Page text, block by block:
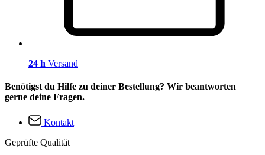
24 h Versand
Benötigst du Hilfe zu deiner Bestellung? Wir beantworten
gerne deine Fragen.
Kontakt
Geprüfte Qualität